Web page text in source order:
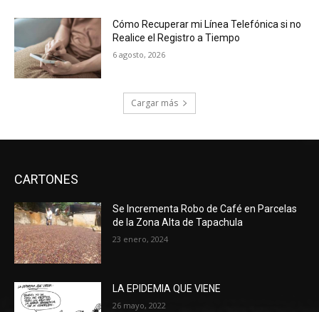
Cómo Recuperar mi Línea Telefónica si no
Realice el Registro a Tiempo
6 agosto, 2026
Cargar más
CARTONES
Se Incrementa Robo de Café en Parcelas
de la Zona Alta de Tapachula
23 enero, 2024
LA EPIDEMIA QUE VIENE
26 mayo, 2022